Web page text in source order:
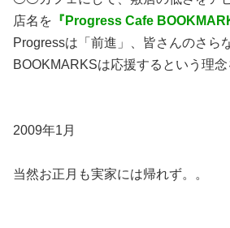
店名を 『Progress Cafe
Progressは「前進」、皆さんのさら
BOOKMARKSは応援するという理念
2009年1月
当然お正月も実家には帰れず。。